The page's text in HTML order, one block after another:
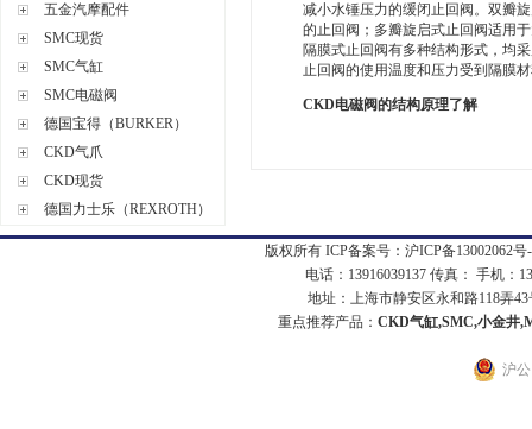
五金汽摩配件
SMC现货
SMC气缸
SMC电磁阀
德国宝得（BURKER）
CKD气爪
CKD现货
德国力士乐（REXROTH）
减小水锤压力的缓闭止回阀。双瓣
的止回阀；多瓣旋启式止回阀适用
隔膜式止回阀有多种结构形式，均
止回阀的使用温度和压力受到隔膜
CKD电磁阀的结构原理了解
版权所有 ICP备案号： 沪ICP备13002062号
电话：13916039137 传真： 手机：
地址：上海市静安区永和路118弄43
重点推荐产品： CKD气缸,SMC,小金井
沪公